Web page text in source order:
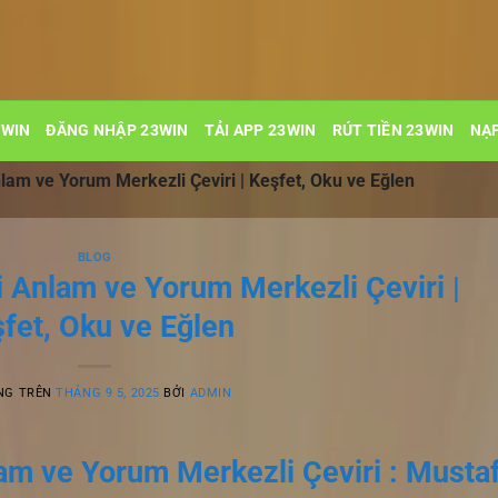
ĐĂNG NHẬP 23WIN TẢI APP 23WIN RÚT TIỀN 23WIN
ve Yorum Merkezli Çeviri | Keşfet, Oku ve Eğlen
BLOG
Anlam ve Yorum Merkezli Çeviri |
Oku ve Eğlen
TRÊNTHÁNG 9 5, 2025 BỞI ADMIN
ve Yorum Merkezli Çeviri :